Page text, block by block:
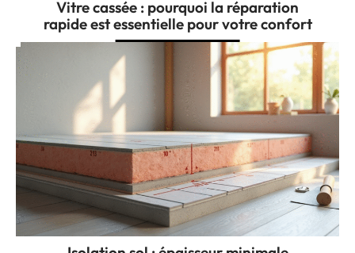
Vitre cassée : pourquoi la réparation
rapide est essentielle pour votre confort